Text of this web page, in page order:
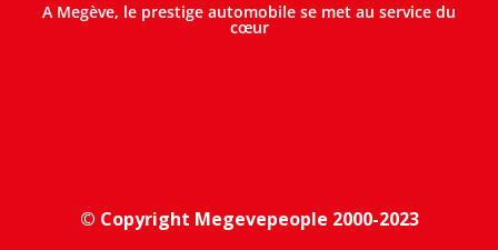
A Megève, le prestige automobile se met au service du
cœur
© Copyright Megevepeople 2000-2023